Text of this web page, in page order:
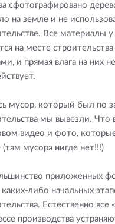
сфотографировано
на земле и не
Все материалы у
на месте
и прямая влага на них не
мусор, который был по
мы вывезли. Что
видео и фото,
(там мусора нигде нет!!!)
приложенных
либо начальных
Естественно все
производства